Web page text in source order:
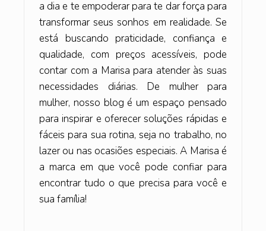
a dia e te empoderar para te dar força para
transformar seus sonhos em realidade. Se
está buscando praticidade, confiança e
qualidade, com preços acessíveis, pode
contar com a Marisa para atender às suas
necessidades diárias. De mulher para
mulher, nosso blog é um espaço pensado
para inspirar e oferecer soluções rápidas e
fáceis para sua rotina, seja no trabalho, no
lazer ou nas ocasiões especiais. A Marisa é
a marca em que você pode confiar para
encontrar tudo o que precisa para você e
sua família!